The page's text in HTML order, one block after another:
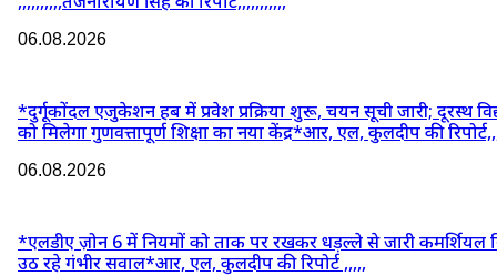
06.08.2026
*दुर्गूकोंदल एजुकेशन हब में प्रवेश प्रक्रिया शुरू, चयन सूची जारी; दूरस्थ
को मिलेगा गुणवत्तापूर्ण शिक्षा का नया केंद्र*आर, एल, कुलदीप की
06.08.2026
*एलडीए ज़ोन 6 में नियमों को ताक पर रखकर धड़ल्ले से जारी कमर्शियल
उठ रहे गंभीर सवाल*आर, एल, कुलदीप की रिपोर्ट ,,,,,